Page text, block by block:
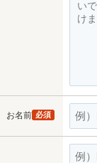
お名前 必須